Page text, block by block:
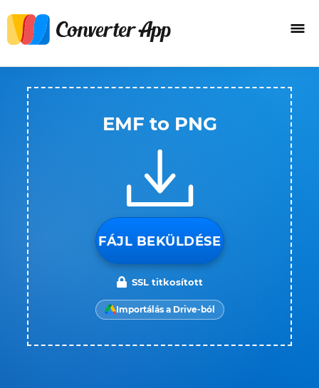
EMF to PNG
FÁJL BEKÜLDÉSE
SSL titkosított
Importálás a Drive-ból